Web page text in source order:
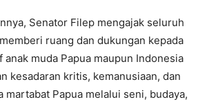
Senator Filep mengajak seluruh
ruang dan dukungan kepada
muda Papua maupun Indonesia
kesadaran kritis, kemanusiaan, dan
martabat Papua melalui seni, budaya,